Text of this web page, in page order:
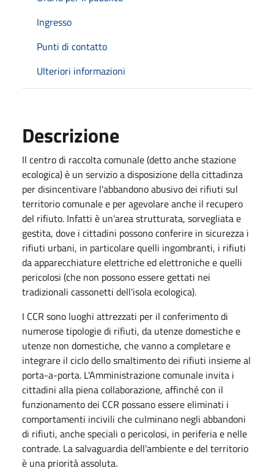
Ingresso
Punti di contatto
Ulteriori informazioni
Descrizione
Il centro di raccolta comunale (detto anche stazione
ecologica) è un servizio a disposizione della cittadinza
per disincentivare l'abbandono abusivo dei rifiuti sul
territorio comunale e per agevolare anche il recupero
del rifiuto. Infatti è un'area strutturata, sorvegliata e
gestita, dove i cittadini possono conferire in sicurezza i
rifiuti urbani, in particolare quelli ingombranti, i rifiuti
da apparecchiature elettriche ed elettroniche e quelli
pericolosi (che non possono essere gettati nei
tradizionali cassonetti dell'isola ecologica).
I CCR sono luoghi attrezzati per il conferimento di
numerose tipologie di rifiuti, da utenze domestiche e
utenze non domestiche, che vanno a completare e
integrare il ciclo dello smaltimento dei rifiuti insieme al
porta-a-porta. L'Amministrazione comunale invita i
cittadini alla piena collaborazione, affinché con il
funzionamento dei CCR possano essere eliminati i
comportamenti incivili che culminano negli abbandoni
di rifiuti, anche speciali o pericolosi, in periferia e nelle
contrade. La salvaguardia dell'ambiente e del territorio
è una priorità assoluta.